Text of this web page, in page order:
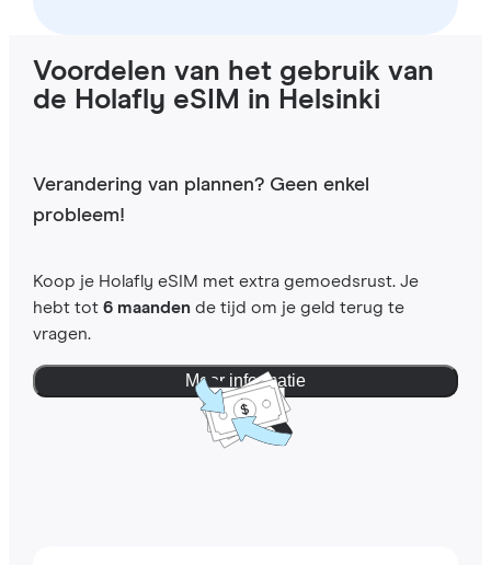
Voordelen van het gebruik van
de Holafly eSIM in Helsinki
Verandering van plannen? Geen enkel
probleem!
Koop je Holafly eSIM met extra gemoedsrust. Je
hebt tot 6 maandende tijd om je geld terug te
vragen.
Meer informatie